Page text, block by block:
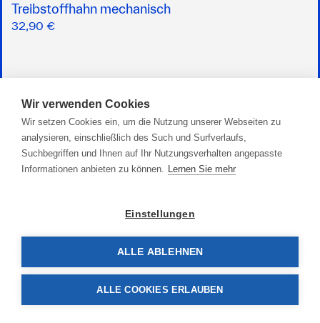
Treibstoffhahn mechanisch
32,90 €
Wir verwenden Cookies
Wir setzen Cookies ein, um die Nutzung unserer Webseiten zu
analysieren, einschließlich des Such und Surfverlaufs,
Suchbegriffen und Ihnen auf Ihr Nutzungsverhalten angepasste
Informationen anbieten zu können. Lernen Sie mehr
Einstellungen
ALLE ABLEHNEN
ALLE COOKIES ERLAUBEN